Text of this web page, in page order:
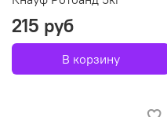
215 руб
В корзину